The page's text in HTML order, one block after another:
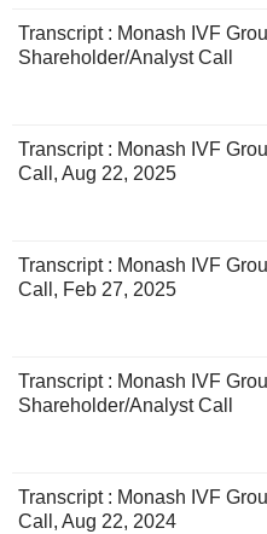
Transcript : Monash IVF
Shareholder/Analyst Call
Transcript : Monash IVF
Call, Aug 22, 2025
Transcript : Monash IVF
Call, Feb 27, 2025
Transcript : Monash IVF
Shareholder/Analyst Call
Transcript : Monash IVF
Call, Aug 22, 2024